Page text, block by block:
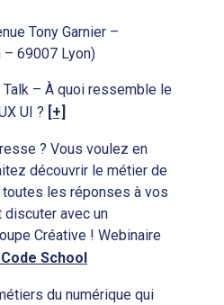
Tony Garnier –
– 69007 Lyon)
Talk – À quoi ressemble le
UI ? [+]
? Vous voulez en
découvrir le métier de
les réponses à vos
discuter avec un
Créative ! Webinaire
School
du numérique qui